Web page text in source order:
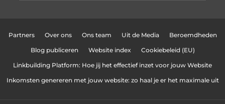
Partners Over ons Ons team Uit de Media Beroemdheden
Blog publiceren Website index Cookiebeleid (EU)
Linkbuilding Platform: Hoe jij het effectief inzet voor jouw Website
Inkomsten genereren met jouw website: zo haal je er het maximale uit